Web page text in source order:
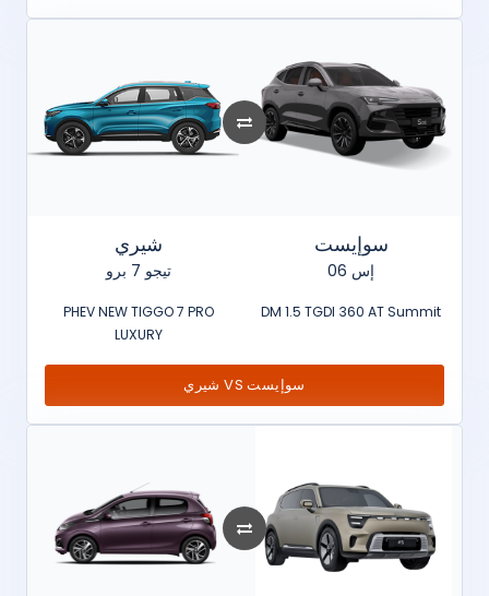
شيري
تيجو 7 برو
PHEV NEW TIGGO 7 PRO
LUXURY
سوإيست
إس 06
DM 1.5 TGDI 360 AT Summit
شيري VS سوإيست